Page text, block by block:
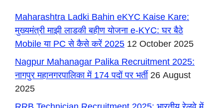
Maharashtra Ladki Bahin eKYC Kaise Kare:
मुख्यमंत्री माझी लाडकी बहीण योजना e-KYC: घर बैठे
Mobile या PC से कैसे करें 2025 12 October 2025
Nagpur Mahanagar Palika Recruitment 2025:
नागपुर महानगरपालिका में 174 पदों पर भर्ती 26 August
2025